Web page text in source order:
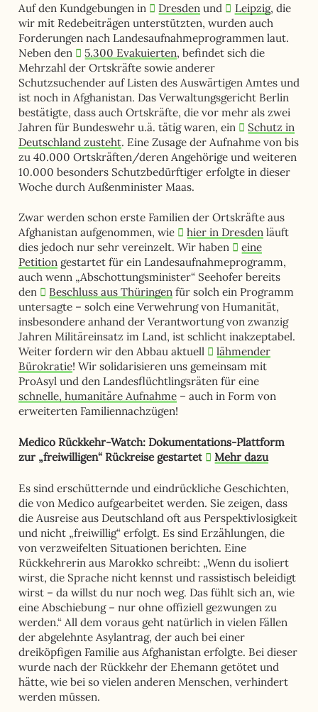
Auf den Kundgebungen in Dresden und Leipzig, die
wir mit Redebeiträgen unterstützten, wurden auch
Forderungen nach Landesaufnahmeprogrammen laut.
Neben den
5.300 Evakuierten, befindet sich die
Mehrzahl der Ortskräfte sowie anderer
Schutzsuchender auf Listen des Auswärtigen Amtes und
ist noch in Afghanistan. Das Verwaltungsgericht Berlin
bestätigte, dass auch Ortskräfte, die vor mehr als zwei
Jahren für Bundeswehr u.ä. tätig waren, ein
Schutz in
Deutschland zusteht. Eine Zusage der Aufnahme von bis
zu 40.000 Ortskräften/deren Angehörige und weiteren
10.000 besonders Schutzbedürftiger erfolgte in dieser
Woche durch Außenminister Maas.
Zwar werden schon erste Familien der Ortskräfte aus
Afghanistan aufgenommen, wie
hier in Dresden läuft
dies jedoch nur sehr vereinzelt. Wir haben
eine
Petitiongestartet für ein Landesaufnahmeprogramm,
auch wenn „Abschottungsminister“ Seehofer bereits
den
Beschluss aus Thüringen für solch ein Programm
untersagte – solch eine Verwehrung von Humanität,
insbesondere anhand der Verantwortung von zwanzig
Jahren Militäreinsatz im Land, ist schlicht inakzeptabel.
Weiter fordern wir den Abbau aktuell
lähmender
Bürokratie! Wir solidarisieren uns gemeinsam mit
ProAsyl und den Landesflüchtlingsräten für eine
schnelle, humanitäre Aufnahme– auch in Form von
erweiterten Familiennachzügen!
Medico Rückkehr-Watch: Dokumentations-Plattform
zur „freiwilligen“ Rückreise gestartet
Mehr dazu
Es sind erschütternde und eindrückliche Geschichten,
die von Medico aufgearbeitet werden. Sie zeigen, dass
die Ausreise aus Deutschland oft aus Perspektivlosigkeit
und nicht „freiwillig“ erfolgt. Es sind Erzählungen, die
von verzweifelten Situationen berichten. Eine
Rückkehrerin aus Marokko schreibt: „Wenn du isoliert
wirst, die Sprache nicht kennst und rassistisch beleidigt
wirst – da willst du nur noch weg. Das fühlt sich an, wie
eine Abschiebung – nur ohne offiziell gezwungen zu
werden.“ All dem voraus geht natürlich in vielen Fällen
der abgelehnte Asylantrag, der auch bei einer
dreiköpfigen Familie aus Afghanistan erfolgte. Bei dieser
wurde nach der Rückkehr der Ehemann getötet und
hätte, wie bei so vielen anderen Menschen, verhindert
werden müssen.